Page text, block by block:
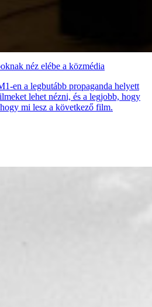
néz elébe a közmédia
en a legbutább propaganda helyett
lehet nézni, és a legjobb, hogy
mi lesz a következő film.